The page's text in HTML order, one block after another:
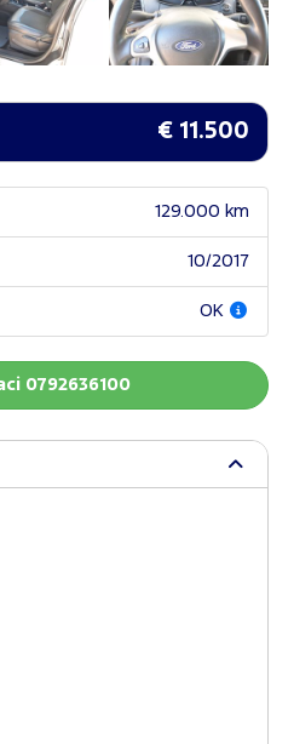
€ 11.500
129.000 km
10/2017
OK
0792636100